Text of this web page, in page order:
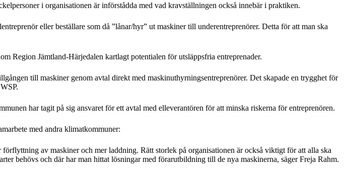
i organisationen är införstådda med vad kravställningen också innebär i praktiken.
eller beställare som då ”lånar/hyr” ut maskiner till underentreprenörer. Detta för att man ska
Region Jämtland-Härjedalen kartlagt potentialen för utsläppsfria entreprenader.
till maskiner genom avtal direkt med maskinuthyrningsentreprenörer. Det skapade en trygghet för
har tagit på sig ansvaret för ett avtal med elleverantören för att minska riskerna för entreprenören.
med andra klimatkommuner:
av maskiner och mer laddning. Rätt storlek på organisationen är också viktigt för att alla ska
behövs och där har man hittat lösningar med förarutbildning till de nya maskinerna, säger Freja Rahm.